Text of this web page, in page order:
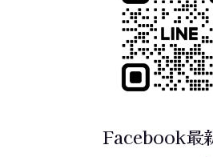
Facebook最